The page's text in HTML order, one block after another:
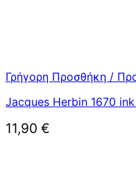
Γρήγορη Προσθήκη /
Jacques Herbin 1670
11,90 €